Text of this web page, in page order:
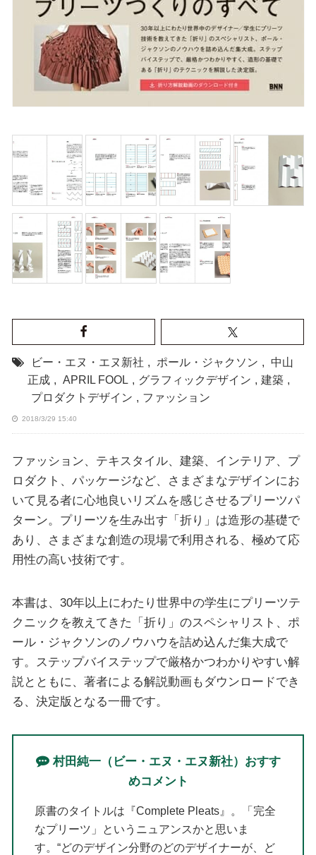
ビー・エヌ・エヌ新社 , ポール・ジャクソン ,
中山
正成 , APRIL FOOL , グラフィックデザイン , 建築 ,
プロダクトデザイン , ファッション
2018/3/29 15:40
ファッション、テキスタイル、建築、インテリア、プ
ロダクト、パッケージなど、さまざまなデザインにお
いて見る者に心地良いリズムを感じさせるプリーツパ
ターン。プリーツを生み出す「折り」は造形の基礎で
あり、さまざまな創造の現場で利用される、極めて応
用性の高い技術です。
本書は、30年以上にわたり世界中の学生にプリーツテ
クニックを教えてきた「折り」のスペシャリスト、ポ
ール・ジャクソンのノウハウを詰め込んだ集大成で
す。ステップバイステップで厳格かつわかりやすい解
説とともに、著者による解説動画もダウンロードでき
る、決定版となる一冊です。
村田純一（ビー・エヌ・エヌ新社）おすす
めコメント
原書のタイトルは『Complete Pleats』。「完全
なプリーツ」というニュアンスかと思いま
す。“どのデザイン分野のどのデザイナーが、ど